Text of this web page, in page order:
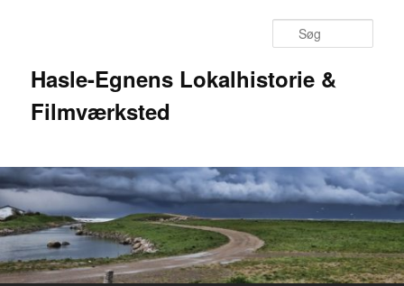
Hasle-Egnens Lokalhistorie &
Filmværksted